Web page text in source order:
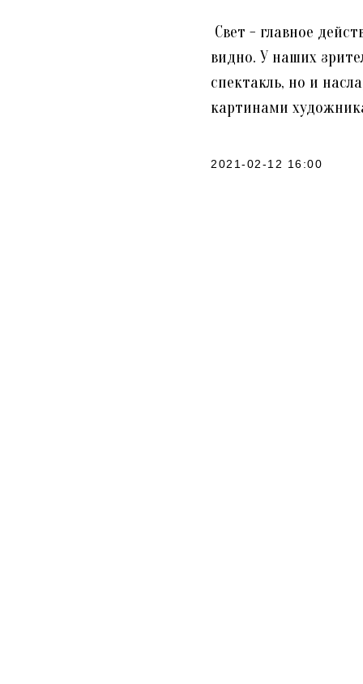
Свет - главное
видно. У наших
спектакль, но и
картинами
2021-02-12 16:00